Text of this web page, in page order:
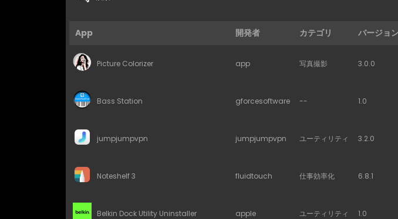
App 開発者 カテゴリ バージョン
Picture Colorizer app 写真撮影 3.0.0
Bass Station gforcesoftware -- 1.0
jumpjumpvpn jumpjumpvpn ユーティリティ 3.2.0
Noteshelf 3 fluidtouch 仕事効率化 6.8.1
Belkin Dock Utility Uninstaller apple ユーティリティ 1.0